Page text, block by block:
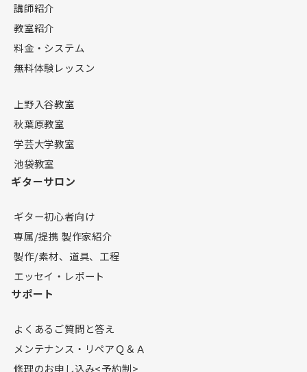
講師紹介
教室紹介
料金・システム
無料体験レッスン
上野入谷教室
秋葉原教室
学芸大学教室
池袋教室
ギターサロン
ギター初心者向け
専属/提携 製作家紹介
製作/素材、道具、工程
エッセイ・レポート
サポート
よくあるご質問と答え
メンテナンス・リペアＱ＆Ａ
修理のお申し込み<予約制>